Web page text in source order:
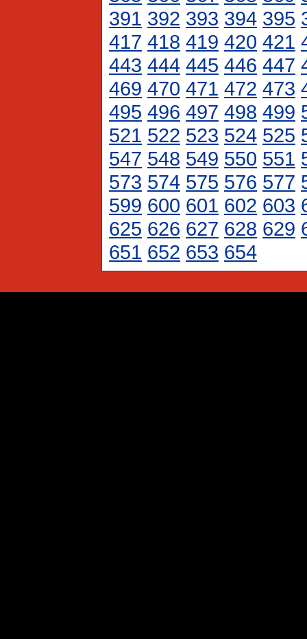
391 392 393 394 395
417 418 419 420 421
443 444 445 446 447
469 470 471 472 473
495 496 497 498 499
521 522 523 524 525
547 548 549 550 551
573 574 575 576 577
599 600 601 602 603
625 626 627 628 629
651 652 653 654